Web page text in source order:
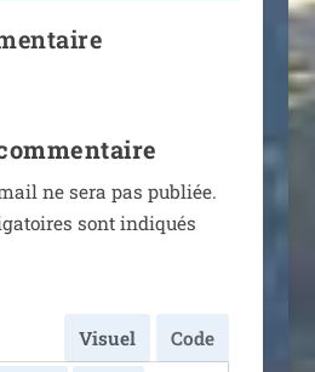
ne sera pas publiée.
sont indi­qués
Visuel Code